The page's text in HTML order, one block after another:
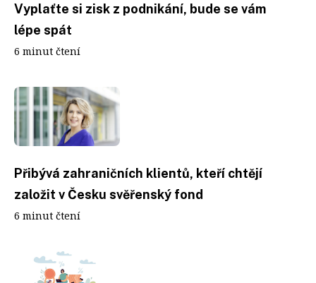
Vyplaťte si zisk z podnikání, bude se vám
lépe spát
6 minut čtení
Přibývá zahraničních klientů, kteří chtějí
založit v Česku svěřenský fond
6 minut čtení